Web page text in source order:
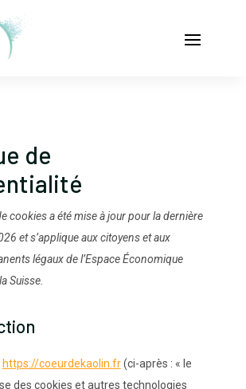
de
cookies a été mise à jour pour la dernière
et s’applique aux citoyens et aux
légaux de l’Espace Économique
Suisse.
https://coeurdekaolin.fr(ci-après : « le
des cookies et autres technologies